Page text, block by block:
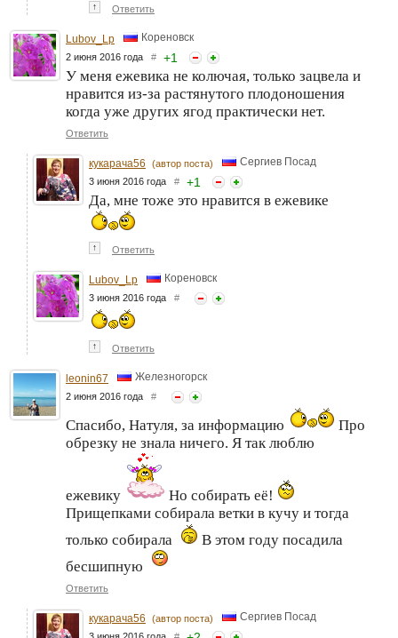
↑ Ответить
Lubov_Lp Кореновск
2 июня 2016 года # +1
У меня ежевика не колючая, только зацвела и
нравится из-за растянутого плодоношения
когда уже других ягод практически нет.
Ответить
кукарача56 (автор поста) Сергиев Посад
3 июня 2016 года # +1
Да, мне тоже это нравится в ежевике
↑ Ответить
Lubov_Lp Кореновск
3 июня 2016 года #
↑ Ответить
leonin67 Железногорск
2 июня 2016 года #
Спасибо, Натуля, за информацию
Про
обрезку не знала ничего. Я так люблю
ежевику
Но собирать её!
Прищепками собирала ветки в кучу и тогда
только собирала
В этом году посадила
бесшипную
Ответить
кукарача56 (автор поста) Сергиев Посад